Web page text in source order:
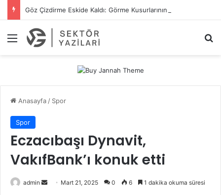
Menü
Anasayfa/ Spor
Spor
Eczacıbaşı Dynavit,
VakıfBank’ı konuk etti
admin Mart 21, 2025 0 6 1 dakika okuma süresi